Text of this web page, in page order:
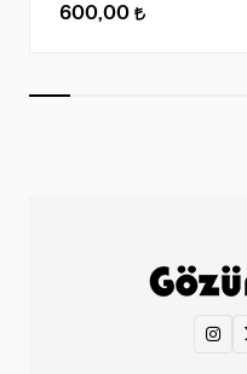
600,00